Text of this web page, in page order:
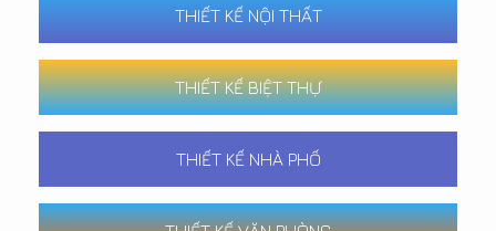
THIẾT KẾ NỘI THẤT
THIẾT KẾ BIỆT THỰ
THIẾT KẾ NHÀ PHỐ